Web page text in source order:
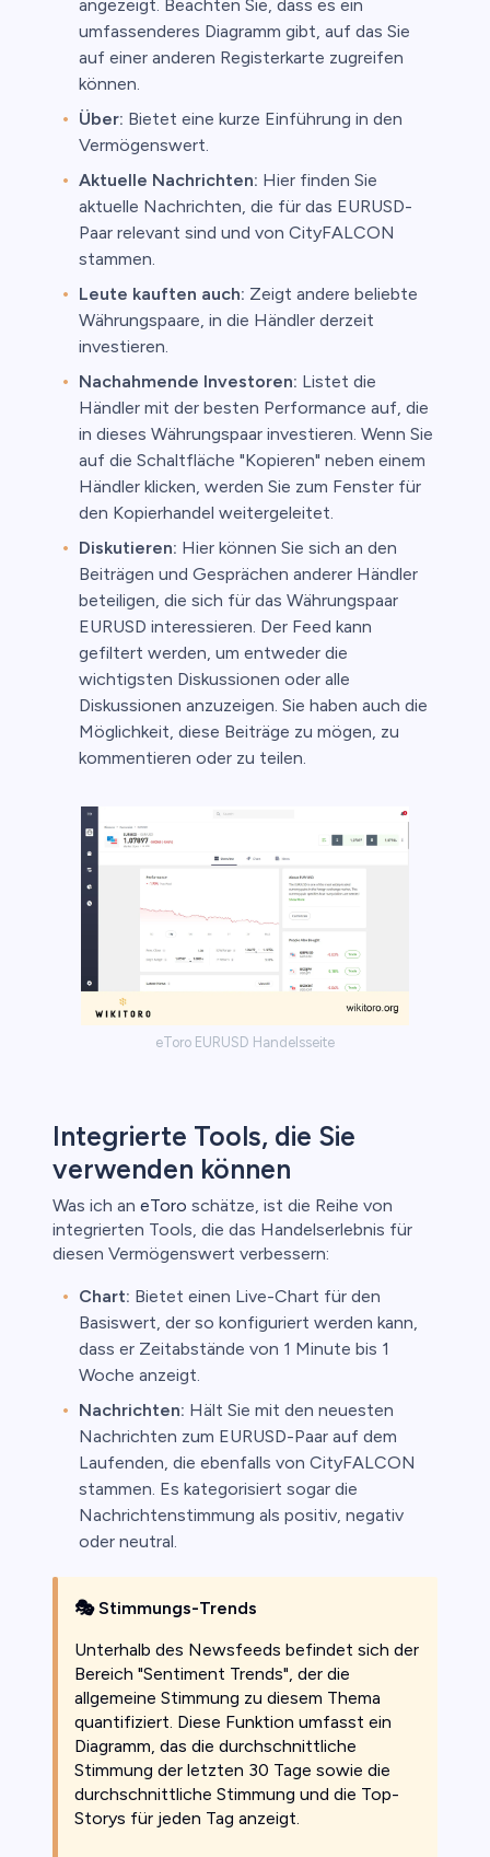
angezeigt. Beachten Sie, dass es ein
umfassenderes Diagramm gibt, auf das Sie
auf einer anderen Registerkarte zugreifen
können.
Über: Bietet eine kurze Einführung in den
Vermögenswert.
Aktuelle Nachrichten: Hier finden Sie
aktuelle Nachrichten, die für das EURUSD-
Paar relevant sind und von CityFALCON
stammen.
Leute kauften auch: Zeigt andere beliebte
Währungspaare, in die Händler derzeit
investieren.
Nachahmende Investoren: Listet die
Händler mit der besten Performance auf, die
in dieses Währungspaar investieren. Wenn Sie
auf die Schaltfläche "Kopieren" neben einem
Händler klicken, werden Sie zum Fenster für
den Kopierhandel weitergeleitet.
Diskutieren: Hier können Sie sich an den
Beiträgen und Gesprächen anderer Händler
beteiligen, die sich für das Währungspaar
EURUSD interessieren. Der Feed kann
gefiltert werden, um entweder die
wichtigsten Diskussionen oder alle
Diskussionen anzuzeigen. Sie haben auch die
Möglichkeit, diese Beiträge zu mögen, zu
kommentieren oder zu teilen.
eToro EURUSD Handelsseite
Integrierte Tools, die Sie
verwenden können
Was ich an eToro schätze, ist die Reihe von
integrierten Tools, die das Handelserlebnis für
diesen Vermögenswert verbessern:
Chart: Bietet einen Live-Chart für den
Basiswert, der so konfiguriert werden kann,
dass er Zeitabstände von 1 Minute bis 1
Woche anzeigt.
Nachrichten: Hält Sie mit den neuesten
Nachrichten zum EURUSD-Paar auf dem
Laufenden, die ebenfalls von CityFALCON
stammen. Es kategorisiert sogar die
Nachrichtenstimmung als positiv, negativ
oder neutral.
🎭Stimmungs-Trends
Unterhalb des Newsfeeds befindet sich der
Bereich "Sentiment Trends", der die
allgemeine Stimmung zu diesem Thema
quantifiziert. Diese Funktion umfasst ein
Diagramm, das die durchschnittliche
Stimmung der letzten 30 Tage sowie die
durchschnittliche Stimmung und die Top-
Storys für jeden Tag anzeigt.